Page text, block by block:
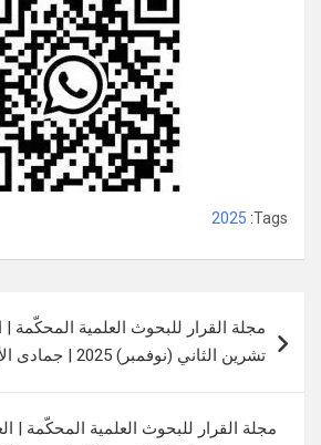
Tags:
2025
المقالات
تشرين الثاني (نوفمبر) 2025 | جمادى الأول 1447
مجلة القرار للبحوث العلمية المحكّمة |